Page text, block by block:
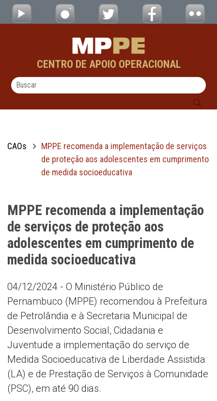
Pular para o Conteúdo principal
MPPE recomenda a implementação de
CENTRO DE APOIO OPERACIONAL
CAOs
MPPE recomenda a implementação de serviços
de proteção aos adolescentes em cumprimento
de medida socioeducativa
MPPE recomenda a implementação
de serviços de proteção aos
adolescentes em cumprimento de
medida socioeducativa
04/12/2024 - O Ministério Público de
Pernambuco (MPPE) recomendou à Prefeitura
de Petrolândia e à Secretaria Municipal de
Desenvolvimento Social, Cidadania e
Juventude a implementação do serviço de
Medida Socioeducativa de Liberdade Assistida
(LA) e de Prestação de Serviços à Comunidade
(PSC), em até 90 dias.